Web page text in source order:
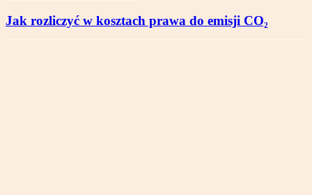
Jak rozliczyć w kosztach prawa do emisji CO₂